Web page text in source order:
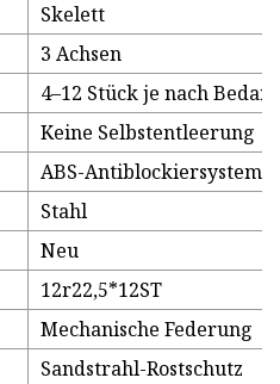
Skelett
3 Achsen
4–12 Stück je nach Bedarf
Keine Selbstentleerung
ABS-Antiblockiersystem
Stahl
Neu
12r22,5*12ST
Mechanische Federung
Sandstrahl-Rostschutz